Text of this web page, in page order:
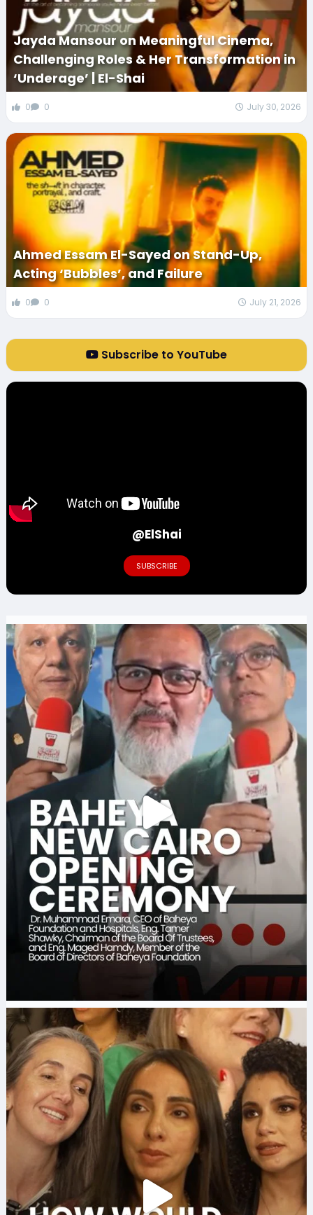
Jayda Mansour on Meaningful Cinema,
Challenging Roles & Her Transformation in
‘Underage’ | El-Shai
0 0 July 30, 2026
Ahmed Essam El-Sayed on Stand-Up,
Acting ‘Bubbles’, and Failure
0 0 July 21, 2026
Subscribe to YouTube
@ElShai
SUBSCRIBE